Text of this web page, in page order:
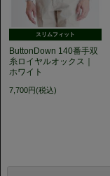
スリムフィット
ButtonDown 140番手双
糸ロイヤルオックス｜
ホワイト
7,700円(税込)